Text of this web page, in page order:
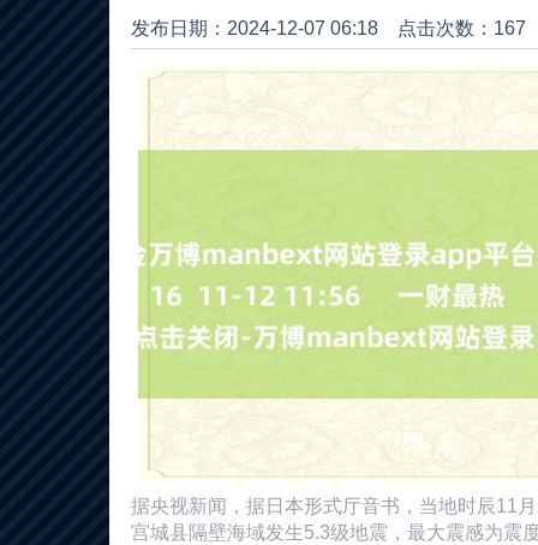
发布日期：2024-12-07 06:18 点击次数：167
据央视新闻，据日本形式厅音书，当地时辰11
宫城县隔壁海域发生5.3级地震，最大震感为震